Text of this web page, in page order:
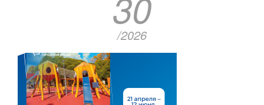
/2026